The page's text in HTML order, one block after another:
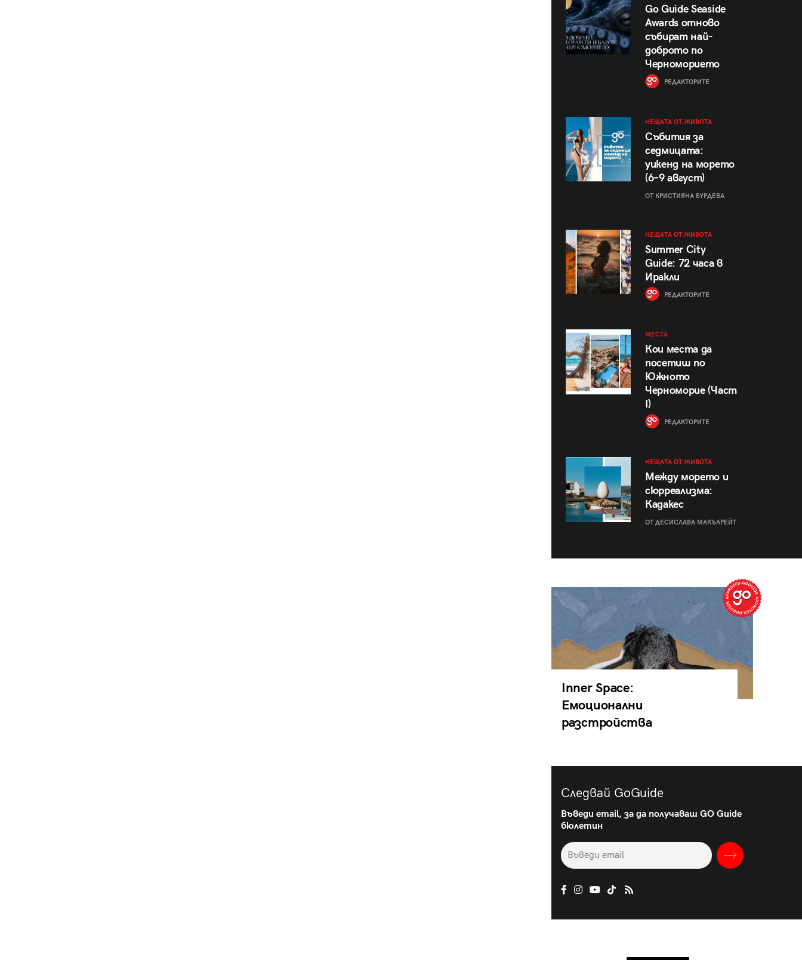
Go Guide Seaside
Awards отново
събират най-
доброто по
Черноморието
РЕДАКТОРИТЕ
НЕЩАТА ОТ ЖИВОТА
Събития за
седмицата:
уикенд на морето
(6–9 август)
ОТ КРИСТИЯНА БУРДЕВА
НЕЩАТА ОТ ЖИВОТА
Summer City
Guide: 72 часа в
Иракли
РЕДАКТОРИТЕ
МЕСТА
Кои места да
посетиш по
Южното
Черноморие (Част
I)
РЕДАКТОРИТЕ
НЕЩАТА ОТ ЖИВОТА
Между морето и
сюрреализма:
Кадакес
ОТ ДЕСИСЛАВА МАКЪЛРЕЙТ
Inner Space:
Емоционални
разстройства
Следвай GoGuide
Въведи email, за да получаваш GO Guide
бюлетин